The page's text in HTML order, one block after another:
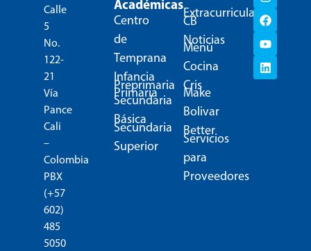
Calle
5
No.
122-
21
Vía
Pance
Cali
–
Colombia
PBX
(+57
602)
485
5050
Académicas
Centro
de
Temprana
Infancia
Preprimaria
Primaria
Secundaria
Básica
Secundaria
Superior
Extracurriculares
CB
Noticias
Menú
Cocina
Cris
Make
Bolivar
Better
Servicios
para
Proveedores